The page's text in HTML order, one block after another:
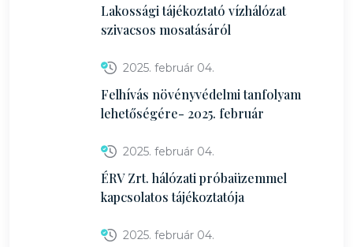
Lakossági tájékoztató vízhálózat
szivacsos mosatásáról
2025. február 04.
Felhívás növényvédelmi tanfolyam
lehetőségére- 2025. február
2025. február 04.
ÉRV Zrt. hálózati próbaüzemmel
kapcsolatos tájékoztatója
2025. február 04.